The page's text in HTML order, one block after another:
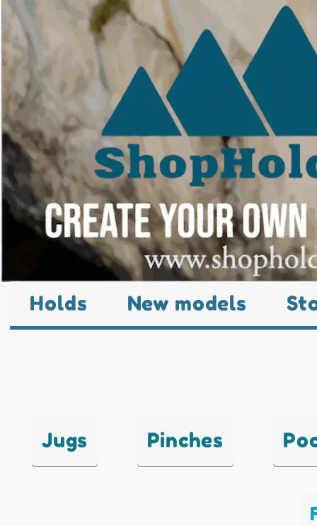
Holds New models
Jugs Pinches